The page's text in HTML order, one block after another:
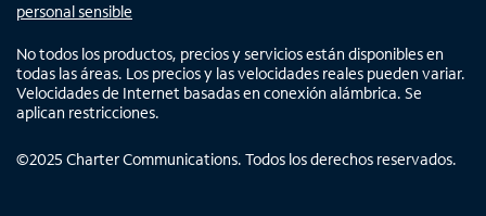
personal sensible
No todos los productos, precios y servicios están disponibles en
todas las áreas. Los precios y las velocidades reales pueden variar.
Velocidades de Internet basadas en conexión alámbrica. Se
aplican restricciones.
©2025 Charter Communications. Todos los derechos reservados.